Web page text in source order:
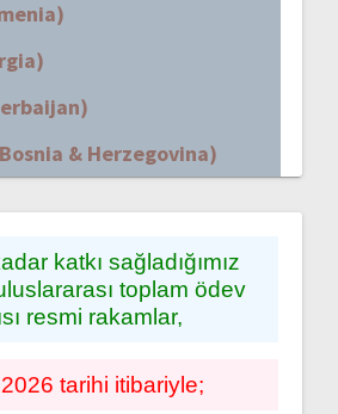
& Herzegovina)
katkı sağladığımız
toplam ödev
resmi rakamlar,
tarihi itibariyle;